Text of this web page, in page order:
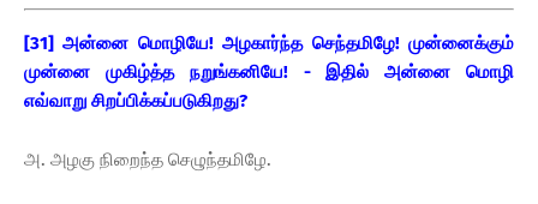
[31] அன்னை மொழியே! அழகார்ந்த செந்தமிழே! முன்னைக்கும்
முன்னை முகிழ்த்த நறுங்கனியே! - இதில் அன்னை மொழி
எவ்வாறு சிறப்பிக்கப்படுகிறது?
அ. அழகு நிறைந்த செழுந்தமிழே.